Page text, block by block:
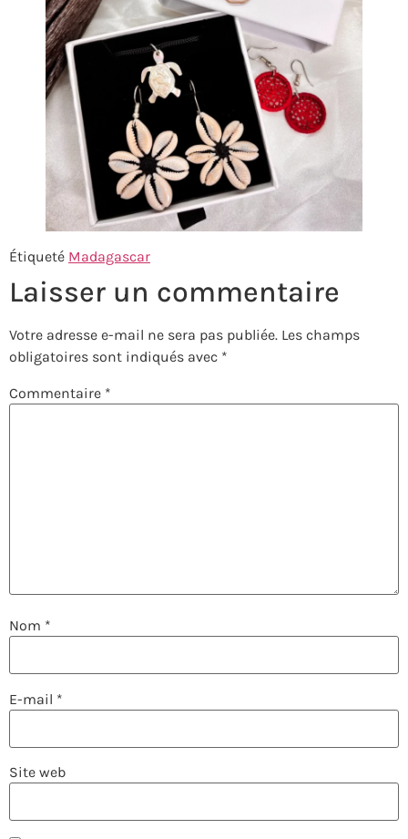
Étiqueté Madagascar
Laisser un commentaire
Votre adresse e-mail ne sera pas publiée. Les champs
obligatoires sont indiqués avec *
Commentaire *
Nom *
E-mail *
Site web